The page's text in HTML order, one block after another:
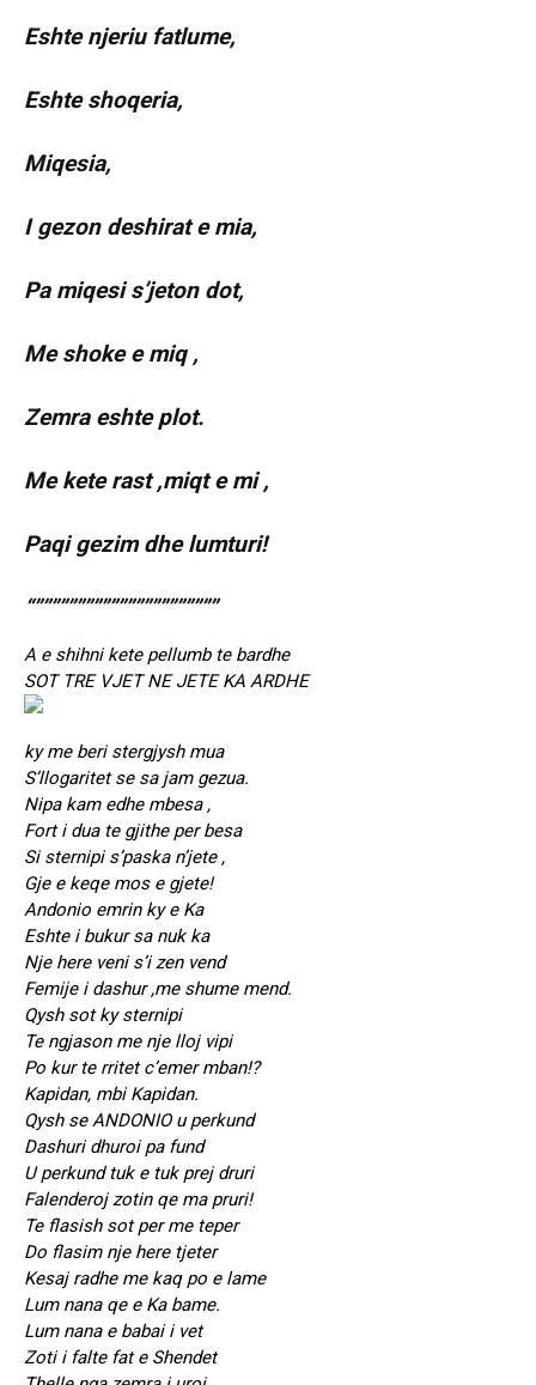
Eshte njeriu fatlume,
Eshte shoqeria,
Miqesia,
I gezon deshirat e mia,
Pa miqesi s’jeton dot,
Me shoke e miq ,
Zemra eshte plot.
Me kete rast ,miqt e mi ,
Paqi gezim dhe lumturi!
“””””””””””””””””””””””
A e shihni kete pellumb te bardhe
SOT TRE VJET NE JETE KA ARDHE
ky me beri stergjysh mua
S’llogaritet se sa jam gezua.
Nipa kam edhe mbesa ,
Fort i dua te gjithe per besa
Si sternipi s’paska n’jete ,
Gje e keqe mos e gjete!
Andonio emrin ky e Ka
Eshte i bukur sa nuk ka
Nje here veni s’i zen vend
Femije i dashur ,me shume mend.
Qysh sot ky sternipi
Te ngjason me nje lloj vipi
Po kur te rritet c’emer mban!?
Kapidan, mbi Kapidan.
Qysh se ANDONIO u perkund
Dashuri dhuroi pa fund
U perkund tuk e tuk prej druri
Falenderoj zotin qe ma pruri!
Te flasish sot per me teper
Do flasim nje here tjeter
Kesaj radhe me kaq po e lame
Lum nana qe e Ka bame.
Lum nana e babai i vet
Zoti i falte fat e Shendet